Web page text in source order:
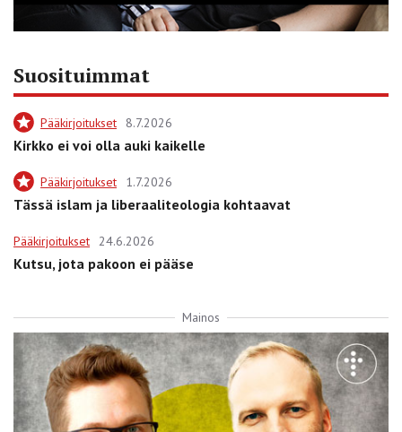
Suosituimmat
Pääkirjoitukset 8.7.2026
Kirkko ei voi olla auki kaikelle
Pääkirjoitukset 1.7.2026
Tässä islam ja liberaaliteologia kohtaavat
Pääkirjoitukset 24.6.2026
Kutsu, jota pakoon ei pääse
Mainos